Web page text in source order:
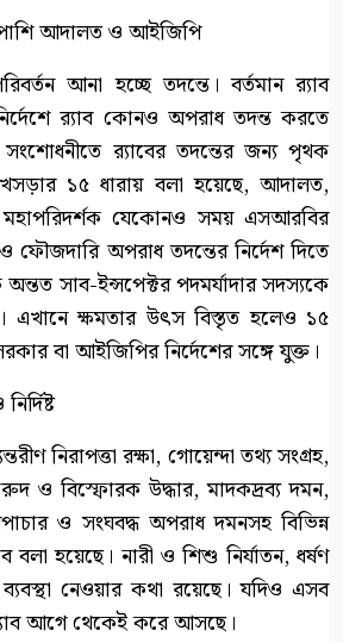
আদালত ও আইজিপি
আনা হচ্ছে তদন্তে। বর্তমান র‍্যাব
র‍্যাব কোনও অপরাধ তদন্ত করতে
র‍্যাবের তদন্তের জন্য পৃথক
১৫ ধারায় বলা হয়েছে, আদালত,
যেকোনও সময় এসআরবির
অপরাধ তদন্তের নির্দেশ দিতে
সাব-ইন্সপেক্টর পদমর্যাদার সদস্যকে
এখানে ক্ষমতার উৎস বিস্তৃত হলেও ১৫
বা আইজিপির নির্দেশের সঙ্গে যুক্ত।
নিরাপত্তা রক্ষা, গোয়েন্দা তথ্য সংগ্রহ,
ও বিস্ফোরক উদ্ধার, মাদকদ্রব্য দমন,
ও সংঘবদ্ধ অপরাধ দমনসহ বিভিন্ন
বলা হয়েছে। নারী ও শিশু নির্যাতন, ধর্ষণ
নেওয়ার কথা রয়েছে। যদিও এসব
আগে থেকেই করে আসছে।